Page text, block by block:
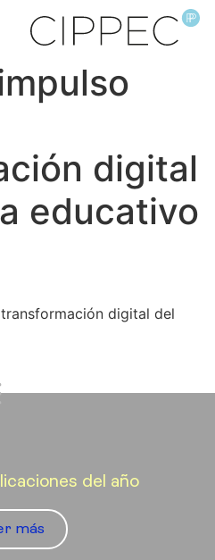
digital
educativo
digital del
del año
más